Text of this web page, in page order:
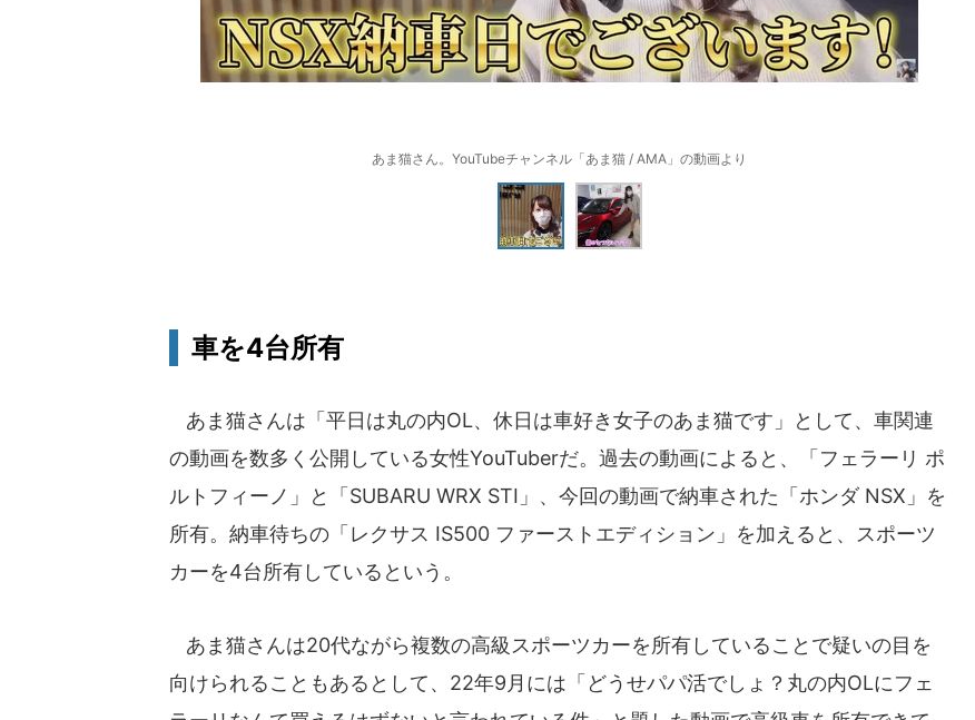
あま猫さん。YouTubeチャンネル「あま猫 / AMA」の動画より
車を4台所有
あま猫さんは「平日は丸の内OL、休日は車好き女子のあま猫です」として、車関連
の動画を数多く公開している女性YouTuberだ。過去の動画によると、「フェラーリ ポ
ルトフィーノ」と「SUBARU WRX STI」、今回の動画で納車された「ホンダ NSX」を
所有。納車待ちの「レクサス IS500 ファーストエディション」を加えると、スポーツ
カーを4台所有しているという。
あま猫さんは20代ながら複数の高級スポーツカーを所有していることで疑いの目を
向けられることもあるとして、22年9月には「どうせパパ活でしょ？丸の内OLにフェ